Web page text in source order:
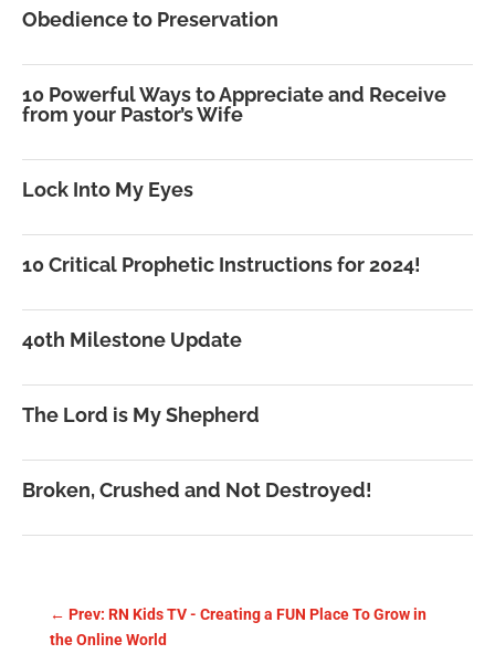
Obedience to Preservation
10 Powerful Ways to Appreciate and Receive
from your Pastor’s Wife
Lock Into My Eyes
10 Critical Prophetic Instructions for 2024!
40th Milestone Update
The Lord is My Shepherd
Broken, Crushed and Not Destroyed!
← Prev: RN Kids TV - Creating a FUN Place To Grow in
the Online World